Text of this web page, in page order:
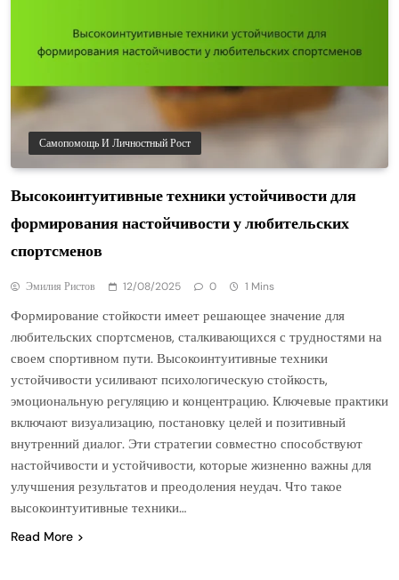
Самопомощь И Личностный Рост
Высокоинтуитивные техники устойчивости для
формирования настойчивости у любительских
спортсменов
Эмилия Ристов 12/08/2025 0 1 Mins
Формирование стойкости имеет решающее значение для
любительских спортсменов, сталкивающихся с трудностями на
своем спортивном пути. Высокоинтуитивные техники
устойчивости усиливают психологическую стойкость,
эмоциональную регуляцию и концентрацию. Ключевые практики
включают визуализацию, постановку целей и позитивный
внутренний диалог. Эти стратегии совместно способствуют
настойчивости и устойчивости, которые жизненно важны для
улучшения результатов и преодоления неудач. Что такое
высокоинтуитивные техники…
Read More